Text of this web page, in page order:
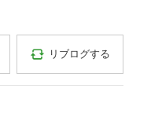
リブログする